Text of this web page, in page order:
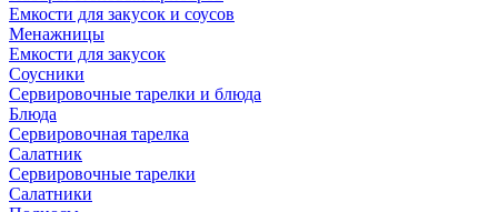
Емкости для закусок и соусов
Менажницы
Емкости для закусок
Соусники
Сервировочные тарелки и блюда
Блюда
Сервировочная тарелка
Салатник
Сервировочные тарелки
Салатники